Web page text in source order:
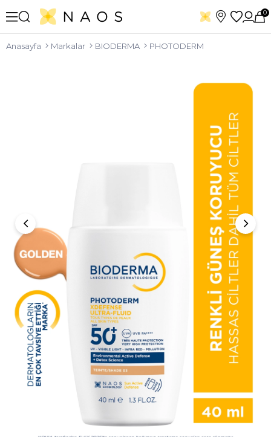
0
Anasayfa Markalar BIODERMA PHOTODERM